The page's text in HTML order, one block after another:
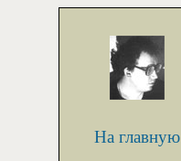
На главную